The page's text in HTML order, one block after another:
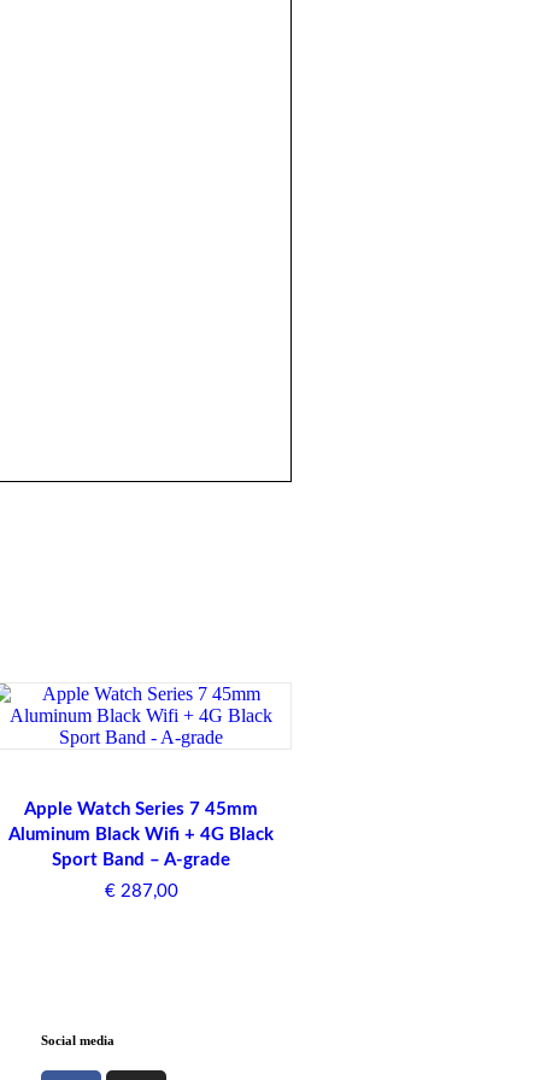
Apple Watch Series 7 45mm
Aluminum Black Wifi + 4G Black
Sport Band – A-grade
€287,00
Social media